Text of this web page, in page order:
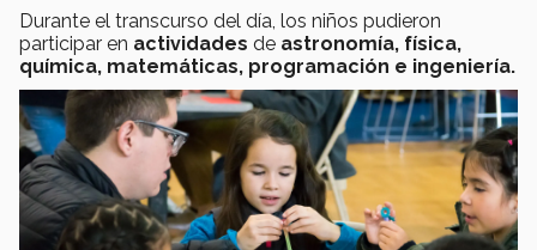
Durante el transcurso del día, los niños pudieron
participar en actividades de astronomía, física,
química, matemáticas, programación e ingeniería.